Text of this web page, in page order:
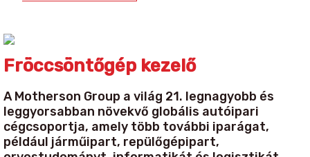
Fröccsöntőgép kezelő
A Motherson Group a világ 21. legnagyobb és
leggyorsabban növekvő globális autóipari
cégcsoportja, amely több további iparágat,
például járműipart, repülőgépipart,